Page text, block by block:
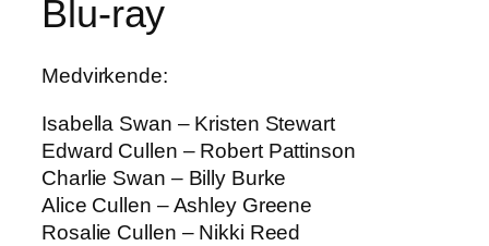
Blu-ray
Medvirkende:
Isabella Swan – Kristen Stewart
Edward Cullen – Robert Pattinson
Charlie Swan – Billy Burke
Alice Cullen – Ashley Greene
Rosalie Cullen – Nikki Reed